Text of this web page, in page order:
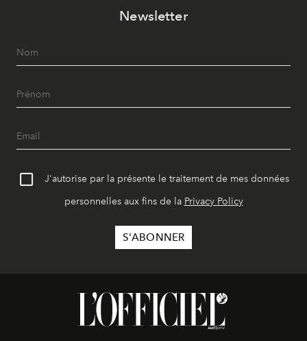
Newsletter
J'autorise par la présente le traitement de mes données
personnelles aux fins de la Privacy Policy